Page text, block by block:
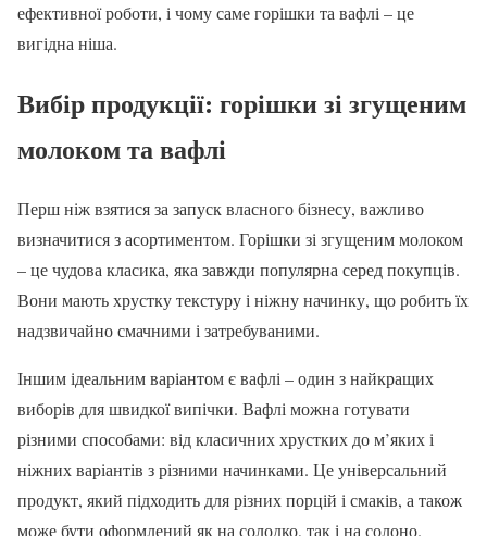
ефективної роботи, і чому саме горішки та вафлі – це
вигідна ніша.
Вибір продукції: горішки зі згущеним
молоком та вафлі
Перш ніж взятися за запуск власного бізнесу, важливо
визначитися з асортиментом. Горішки зі згущеним молоком
– це чудова класика, яка завжди популярна серед покупців.
Вони мають хрустку текстуру і ніжну начинку, що робить їх
надзвичайно смачними і затребуваними.
Іншим ідеальним варіантом є вафлі – один з найкращих
виборів для швидкої випічки. Вафлі можна готувати
різними способами: від класичних хрустких до м’яких і
ніжних варіантів з різними начинками. Це універсальний
продукт, який підходить для різних порцій і смаків, а також
може бути оформлений як на солодко, так і на солоно.